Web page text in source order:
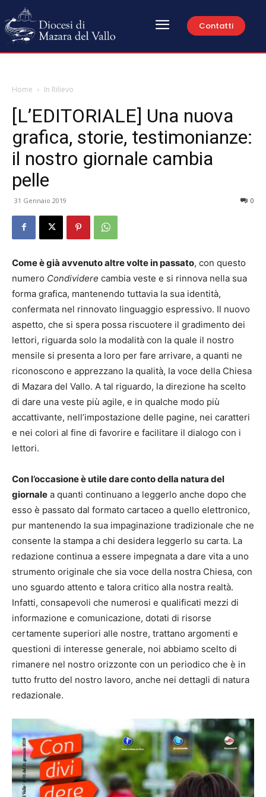
Contatti
Home In Rilievo
[L’EDITORIALE] Una nuova
grafica, storie, testimonianze:
il nostro giornale cambia
pelle
31 Gennaio 2019 0
Come è già avvenuto altre volte in passato, con questo
numero Condividere cambia veste e si rinnova nella sua
forma grafica, mantenendo tuttavia la sua identità,
confermata nel rinnovato linguaggio espressivo. Il nuovo
aspetto, che si spera possa riscuotere il gradimento dei
lettori, riguarda solo la modalità con la quale il nostro
mensile si presenta a loro per fare arrivare, a quanti ne
riconoscono e apprezzano la qualità, la voce della Chiesa
di Mazara del Vallo. A tal riguardo, la direzione ha scelto
di dare una veste più agile, e in qualche modo più
accattivante, nell’impostazione delle pagine, nei caratteri
e nei colori al fine di favorire e facilitare il dialogo con i
lettori.
Con l’occasione è utile dare conto della natura del
giornale a quanti continuano a leggerlo anche dopo che
esso è passato dal formato cartaceo a quello elettronico,
pur mantenendo la sua impaginazione tradizionale che ne
consente la stampa a chi desidera leggerlo su carta. La
redazione continua a essere impegnata a dare vita a uno
strumento originale che sia voce della nostra Chiesa, con
uno sguardo attento e talora critico alla nostra realtà.
Infatti, consapevoli che numerosi e qualificati mezzi di
informazione e comunicazione, dotati di risorse
certamente superiori alle nostre, trattano argomenti e
questioni di interesse generale, noi abbiamo scelto di
rimanere nel nostro orizzonte con un periodico che è in
tutto frutto del nostro lavoro, anche nei dettagli di natura
redazionale.